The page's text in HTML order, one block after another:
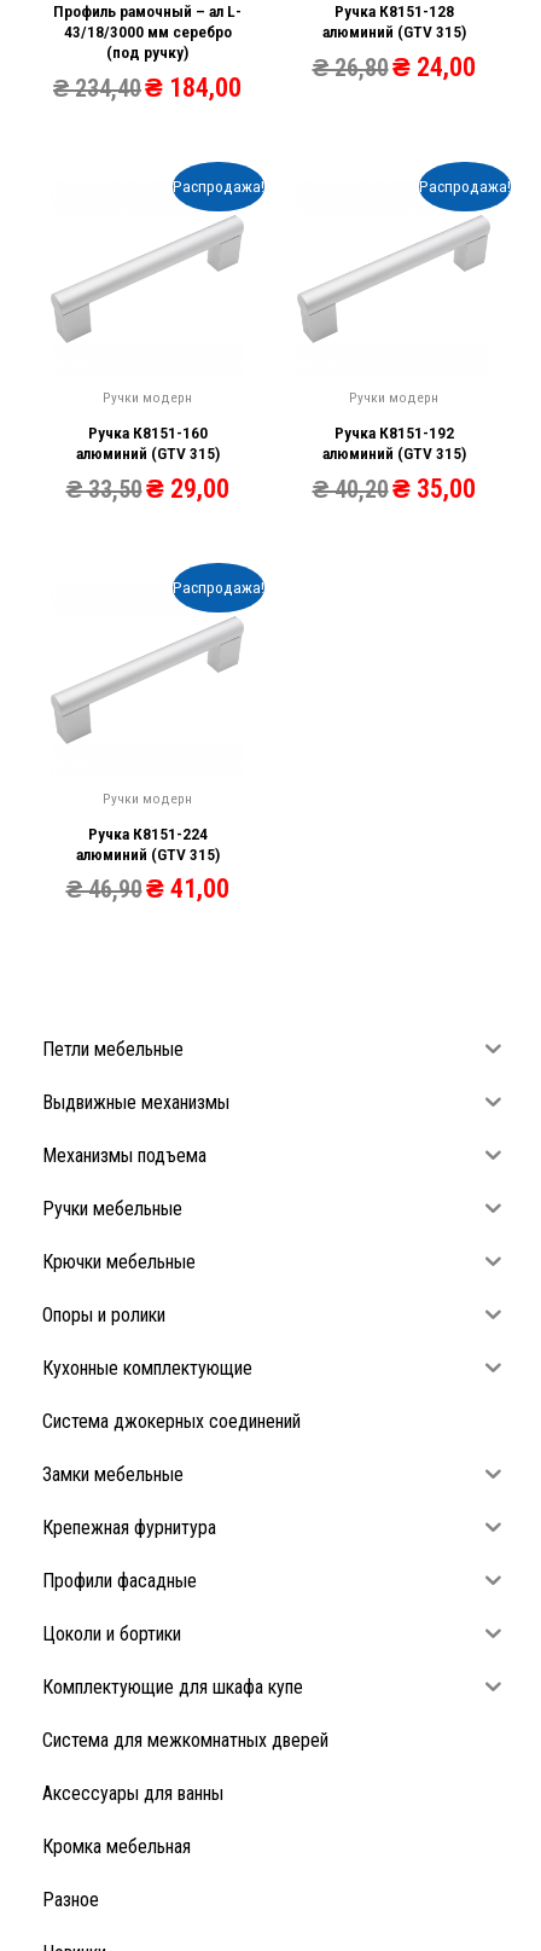
Петли мебельные
Выдвижные механизмы
Механизмы подъема
Ручки мебельные
Крючки мебельные
Опоры и ролики
Кухонные комплектующие
Система джокерных соединений
Замки мебельные
Крепежная фурнитура
Профили фасадные
Цоколи и бортики
Комплектующие для шкафа купе
Система для межкомнатных дверей
Аксессуары для ванны
Кромка мебельная
Разное
Профиль рамочный – ал L-
43/18/3000 мм серебро
(под ручку)
₴234,40₴ 184,00
Ручка К8151-128
алюминий (GTV 315)
₴26,80₴24,00
Распродажа!
Ручки модерн
Ручка К8151-160
алюминий (GTV 315)
₴33,50₴29,00
Распродажа!
Ручки модерн
Ручка К8151-192
алюминий (GTV 315)
₴40,20₴35,00
Распродажа!
Ручки модерн
Ручка К8151-224
алюминий (GTV 315)
₴46,90₴41,00